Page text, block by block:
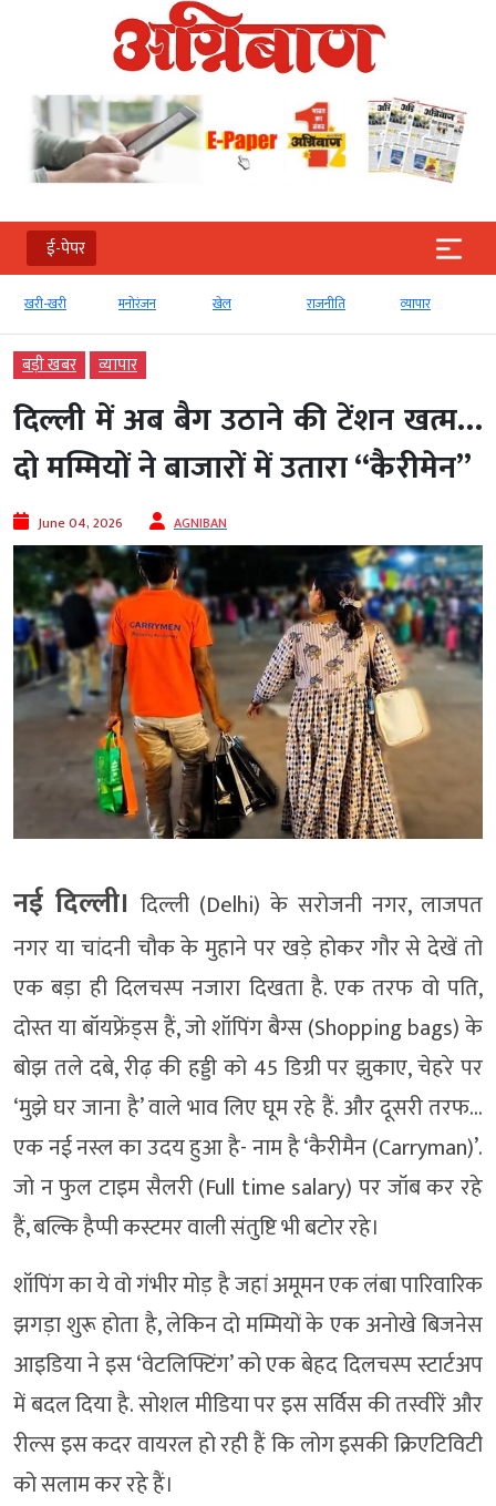
ई-पेपर
खरी-खरी मनोरंजन खेल राजनीति व्‍यापार
बड़ी खबर व्‍यापार
दिल्ली में अब बैग उठाने की टेंशन खत्म…
दो मम्म‍ियों ने बाजारों में उतारा “कैरीमेन”
June 04, 2026 AGNIBAN
नई दिल्ली। दिल्ली (Delhi) के सरोजनी नगर, लाजपत
नगर या चांदनी चौक के मुहाने पर खड़े होकर गौर से देखें तो
एक बड़ा ही दिलचस्प नजारा दिखता है. एक तरफ वो पति,
दोस्त या बॉयफ्रेंड्स हैं, जो शॉपिंग बैग्स (Shopping bags) के
बोझ तले दबे, रीढ़ की हड्डी को 45 डिग्री पर झुकाए, चेहरे पर
‘मुझे घर जाना है’ वाले भाव लिए घूम रहे हैं. और दूसरी तरफ…
एक नई नस्ल का उदय हुआ है- नाम है ‘कैरीमैन (Carryman)’.
जो न फुल टाइम सैलरी (Full time salary) पर जॉब कर रहे
हैं, बल्क‍ि हैप्पी कस्टमर वाली संतुष्ट‍ि भी बटोर रहे।
शॉपिंग का ये वो गंभीर मोड़ है जहां अमूमन एक लंबा पारिवारिक
झगड़ा शुरू होता है, लेकिन दो मम्म‍ियों के एक अनोखे बिजनेस
आइडिया ने इस ‘वेटलिफ्टिंग’ को एक बेहद दिलचस्प स्टार्टअप
में बदल दिया है. सोशल मीडिया पर इस सर्विस की तस्वीरें और
रील्स इस कदर वायरल हो रही हैं कि लोग इसकी क्रिएटिविटी
को सलाम कर रहे हैं।